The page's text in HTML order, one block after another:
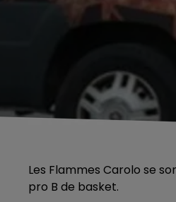
Les Flammes Carolo se
pro B de basket.